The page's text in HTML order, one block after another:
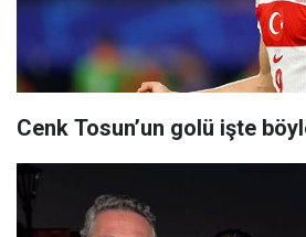
Cenk Tosun’un golü işte